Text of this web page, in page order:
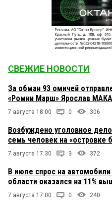
СВЕЖИЕ НОВОСТИ
За обман 93 омичей
«Ромни Марш» Ярослав
7 августа 18:00 0 306
Возбуждено уголовное
семь человек на «островке
7 августа 17:30 3 372
В июле спрос на
области оказался на 11%
7 августа 17:00 0 240